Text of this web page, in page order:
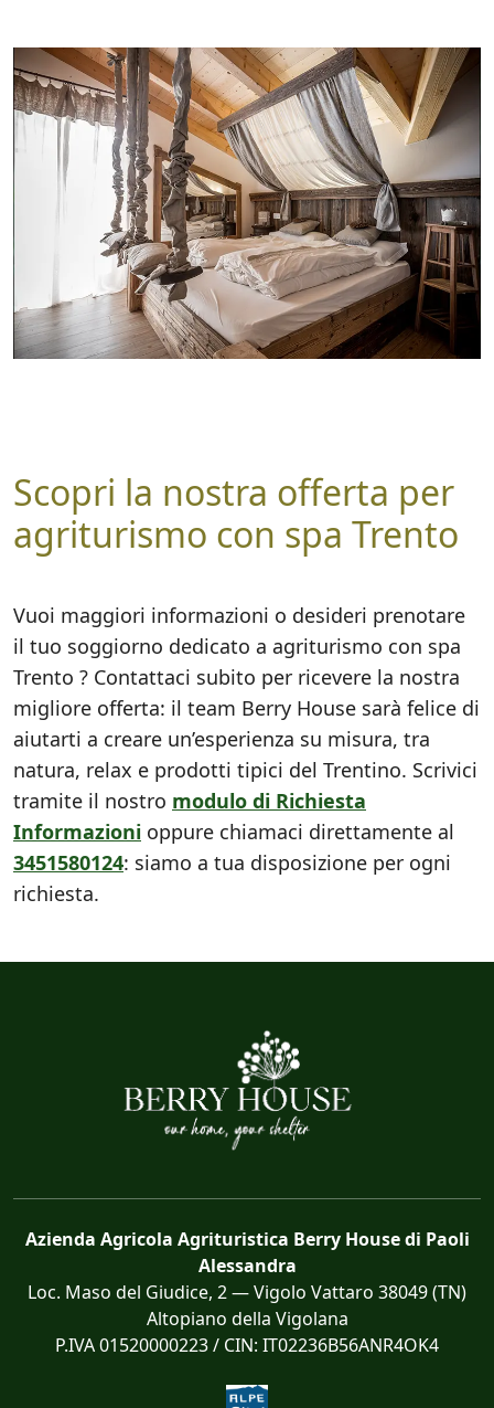
Scopri la nostra offerta per
agriturismo con spa Trento
Vuoi maggiori informazioni o desideri prenotare
il tuo soggiorno dedicato a agriturismo con spa
Trento ? Contattaci subito per ricevere la nostra
migliore offerta: il team Berry House sarà felice di
aiutarti a creare un’esperienza su misura, tra
natura, relax e prodotti tipici del Trentino. Scrivici
tramite il nostro modulo di Richiesta
Informazioni oppure chiamaci direttamente al
3451580124: siamo a tua disposizione per ogni
richiesta.
Azienda Agricola Agrituristica Berry House di Paoli
Alessandra
Loc. Maso del Giudice, 2 — Vigolo Vattaro 38049 (TN)
Altopiano della Vigolana
P.IVA 01520000223 / CIN: IT02236B56ANR4OK4